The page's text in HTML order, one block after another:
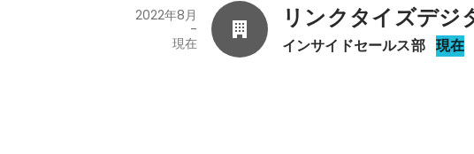
リンクタイズデジ
インサイドセールス部 現在
2022年8月
-
現在